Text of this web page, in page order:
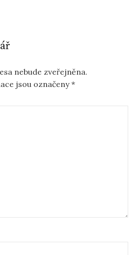
nebude zveřejněna.
jsou označeny*